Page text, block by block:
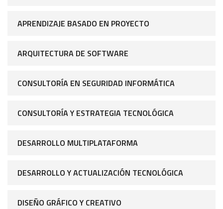
APRENDIZAJE BASADO EN PROYECTO
ARQUITECTURA DE SOFTWARE
CONSULTORÍA EN SEGURIDAD INFORMÁTICA
CONSULTORÍA Y ESTRATEGIA TECNOLÓGICA
DESARROLLO MULTIPLATAFORMA
DESARROLLO Y ACTUALIZACIÓN TECNOLÓGICA
DISEÑO GRÁFICO Y CREATIVO